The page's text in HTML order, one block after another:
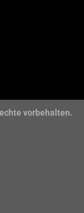
vorbehalten.